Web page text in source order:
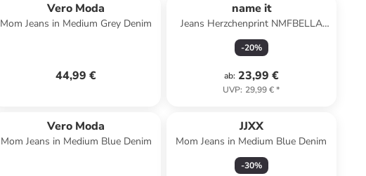
Vero Moda
Mom Jeans in Medium Grey Denim
44,99 €
name it
Jeans Herzchenprint NMFBELLA
MOM SHAPED JEANS in medium
blue denim
-20%
ab: 23,99 €
UVP: 29,99 €*
Vero Moda
Mom Jeans in Medium Blue Denim
JJXX
Mom Jeans in Medium Blue Denim
-30%